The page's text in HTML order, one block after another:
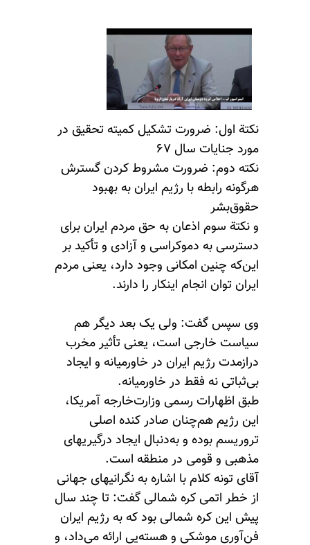
نکتة اول: ضرورت تشکیل کمیته تحقیق در
مورد جنایات سال ۶۷
نکته دوم: ضرورت مشروط کردن گسترش
هرگونه رابطه با رژیم ایران به بهبود
حقوق‌بشر
و نکتة سوم اذعان به حق مردم ایران برای
دسترسی به دموکراسی و آزادی و تأکید بر
این‌که چنین امکانی وجود دارد، یعنی مردم
ایران توان انجام اینکار را دارند.
وی سپس گفت: ولی یک بعد دیگر هم
سیاست خارجی است، یعنی تأثیر مخرب
درازمدت رژیم ایران در خاورمیانه و ایجاد
بی‌ثباتی نه فقط در خاورمیانه.
طبق اظهارات رسمی وزارت‌خارجه آمریکا،
این رژیم هم‌چنان صادر کنده اصلی
تروریسم بوده و به‌دنبال ایجاد درگیریهای
مذهبی و قومی در منطقه است.
آقای تونه کلام با اشاره به نگرانیهای جهانی
از خطر اتمی کره شمالی گفت: تا چند سال
پیش این کره شمالی بود که به رژیم ایران
فن‌آوری موشکی و هسته‌یی ارائه می‌داد، و